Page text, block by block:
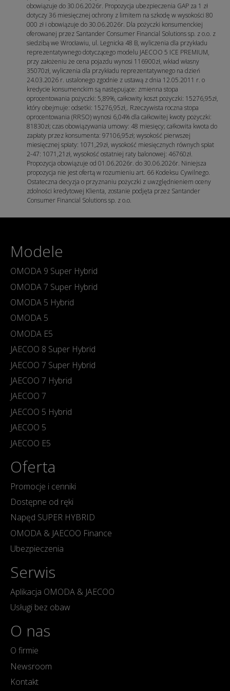
obowiązuje do 30.06.2026r. Propozycja ubezpieczenia GAP za 1 zł
dotyczy 36 miesięcznej ochrony z limitem na szkodę w wysokości 80
000 zł i obowiązuje do 30.06.2026r. Dla pożyczki konsumenckiej
oferowanej przez Santander Consumer Financial Solutions sp. z o.o. z
siedzibą we Wrocławiu, ul. Legnicka 48 B, wyliczenia dla przykładu
reprezentatywnego dotyczącego modelu JAECOO 5 ICE PREMIUM,
przy założeniu że cena pojazdu wynosi 116900zł, wkład własny
35070zł, wyliczenia dla przykładu reprezentatywnego na dzień
24.03.2026 r. ustalonego zgodnie z ustawą z dnia 12.05.2011 r. o
kredycie konsumenckim są następujące: zmienna stopa
oprocentowania pożyczki: 5,89%, całkowity koszt pożyczki: 15276,95zł,
który obejmuje: odsetki: 15276,95zł,. Rzeczywista roczna stopa
oprocentowania (RRSO) wynosi 6,04% dla całkowitej kwoty pożyczki:
81830zł; czas obowiązywania umowy: 48 miesięcy; całkowita kwota do
zapłaty przez konsumenta: 97106,95zł; wysokość pierwszej
miesięcznej spłaty: 1071,29zł, wysokość miesięcznych równych spłat
2-47: 1071,21zł, wysokość ostatniej raty balonowej: 46760zł.
Propozycja obowiązuje od 01.06.2026r. do 30.06.2026r. Niniejsza
propozycja nie jest ofertą w rozumieniu art. 66 Kodeksu Cywilnego.
Ostateczna decyzja o przyznaniu pożyczki z uwzględnieniem oceny
zdolności kredytowej Klienta, zostanie podjęta przez Santander
Consumer Financial Solutions sp. z o.o.
Modele
OMODA 9 Super Hybrid
OMODA 7 Super Hybrid
OMODA 5 Hybrid
OMODA 5
OMODA E5
JAECOO 8 Super Hybrid
JAECOO 7 Super Hybrid
JAECOO 7 Hybrid
JAECOO 7
JAECOO 5 Hybrid
JAECOO 5
JAECOO E5
Oferta
Promocje i cenniki
Dostępne od ręki
Napęd SUPER HYBRID
OMODA & JAECOO Finance
Ubezpieczenia
Serwis
Aplikacja OMODA & JAECOO
Usługi bez obaw
O nas
O firmie
Newsroom
Kontakt